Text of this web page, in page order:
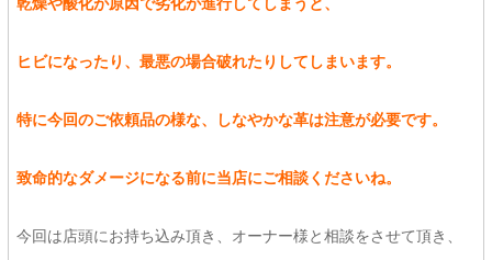
ヒビになったり、最悪の場合破れたりしてしまいます。
特に今回のご依頼品の様な、しなやかな革は注意が必要です。
致命的なダメージになる前に当店にご相談くださいね。
今回は店頭にお持ち込み頂き、オーナー様と相談をさせて頂き、